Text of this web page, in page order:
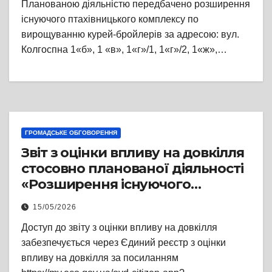
Планованою діяльністю передбачено розширення
існуючого птахівницького комплексу по
вирощуванню курей-бройлерів за адресою: вул.
Колгоспна 1«б», 1 «в», 1«г»/1, 1«г»/2, 1«ж»,…
ГРОМАДСЬКЕ ОБГОВОРЕННЯ
Звіт з оцінки впливу на довкілля
стосовно планованої діяльності
«Розширення існуючого
птахівницького комплексу по
вирощуванню курей-бройлерів
за адресою: вул. Колгоспна 1«б»,
1 «в», 1«г»/1, 1«г»/2, 1«ж», 1«з», 1«е» в
с. Коросно, Львівського району,
15/05/2026
Доступ до звіту з оцінки впливу на довкілля
забезпечується через Єдиний реєстр з оцінки
впливу на довкілля за посиланням